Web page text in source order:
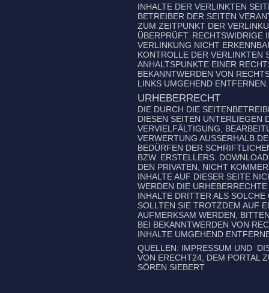
INHALTE DER VERLINKTEN
BETREIBER DER SEITEN
ZUM ZEITPUNKT DER
ÜBERPRÜFT. RECHTSWIDRIGE
VERLINKUNG NICHT
KONTROLLE DER VERLINKTEN
ANHALTSPUNKTE EINER
BEKANNTWERDEN VON
LINKS UMGEHEND ENTFERNEN.
URHEBERRECHT
DIE DURCH DIE
DIESEN SEITEN UNTERLIEGEN
VERVIELFÄLTIGUNG,
VERWERTUNG AUSSERHALB
EDÜRFEN DER
ZW. ERSTELLERS.
EN PRIVATEN, NICHT
NHALTE AUF DIESER SEITE
ERDEN DIE URHEBERRECHTE
NHALTE DRITTER ALS SOLCHE
SOLLTEN SIE TROTZDEM AUF
AUFMERKSAM WERDEN,
BEI BEKANNTWERDEN VON
INHALTE UMGEHEND
QUELLEN: IMPRESSUM UND
VON ERECHT24, DEM PORTAL
SÖREN SIEBERT